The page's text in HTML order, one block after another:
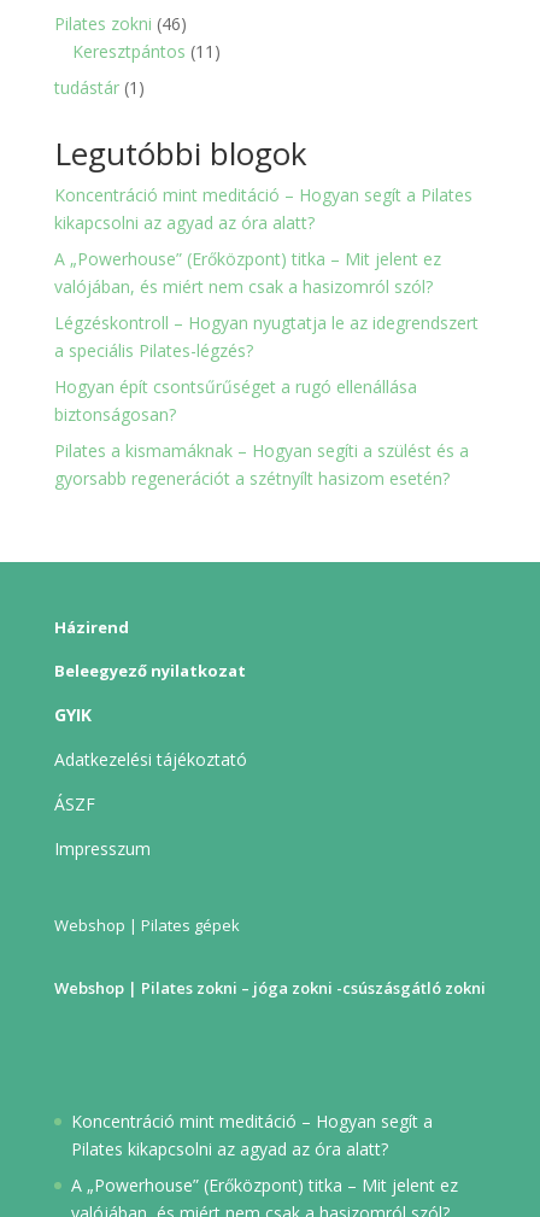
termék
Pilates zokni 4646
termék
Keresztpántos 11 11
tudástár 1 1
Legutóbbi blogok
Koncentráció mint meditáció – Hogyan segít a Pilates
kikapcsolni az agyad az óra alatt?
A „Powerhouse” (Erőközpont) titka – Mit jelent ez
valójában, és miért nem csak a hasizomról szól?
Légzéskontroll – Hogyan nyugtatja le az idegrendszert
a speciális Pilates-légzés?
Hogyan épít csontsűrűséget a rugó ellenállása
biztonságosan?
Pilates a kismamáknak – Hogyan segíti a szülést és a
gyorsabb regenerációt a szétnyílt hasizom esetén?
Házirend
Beleegyező nyilatkozat
GYIK
Adatkezelési tájékoztató
ÁSZF
Impresszum
Webshop | Pilates gépek
Webshop | Pilates zokni – jóga zokni -csúszásgátló zokni
Koncentráció mint meditáció – Hogyan segít a
Pilates kikapcsolni az agyad az óra alatt?
A „Powerhouse” (Erőközpont) titka – Mit jelent ez